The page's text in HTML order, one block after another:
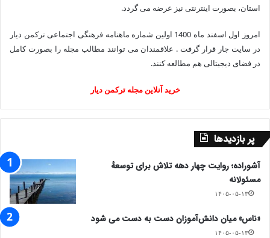
استان، بصورت اینترنتی نیز عرضه می گردد.‌
امروز اول اسفند ماه 1400 اولین شماره ماهنامه فرهنگی اجتماعی ترکمن دیار
در سایت جار قرار گرفت . علاقمندان می توانند مطالب مجله را بصورت کامل
در فضای دیجیتالی هم مطالعه کنند.
خرید آنلاین مجله ترکمن دیار
پر بازدیدها
آشوراده؛ روایت چهار دهه تلاش برای توسعهٔ
مسئولانه
۱۴۰۵-۰۵-۱۳
«ناس» میان دانش‌آموزان دست به دست می شود
۱۴۰۵-۰۵-۱۳